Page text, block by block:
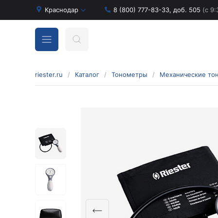
Краснодар 8 (800) 777-83-33, доб. 505 (с
Бинокулярные лупы
Оголовья для бинокулярных луп
Диагностические наборы отоскопов и
офтальмоскопов
Диагностические наборы de luxe
Диагностические наборы e-scope
Диагностические наборы Econom
riester.ru / Каталог / Тонометры / Механические